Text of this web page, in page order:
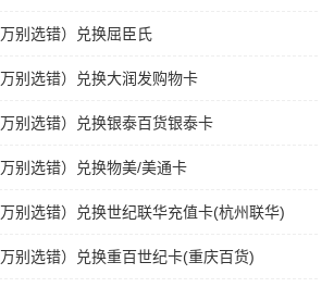
别选错）兑换屈臣氏
别选错）兑换大润发购物卡
别选错）兑换银泰百货银泰卡
别选错）兑换物美/美通卡
别选错）兑换世纪联华充值卡(杭州联华)
别选错）兑换重百世纪卡(重庆百货)